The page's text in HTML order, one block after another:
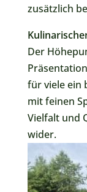
zusätzlich
Der
für viele ein
mit feinen
Vielfalt und
wider.